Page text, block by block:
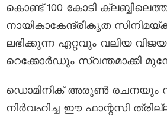
കൊണ്ട് 100 കോടി
നായികാകേന്ദ്രീകൃത
ലഭിക്കുന്ന ഏറ്റവും വലിയ
റെക്കോർഡും സ്വന്തമാക്കി
ഡൊമിനിക് അരുൺ രചനയും
നിർവഹിച്ച ഈ ഫാന്റസി